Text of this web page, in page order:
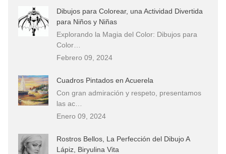
Dibujos para Colorear, una Actividad Divertida
para Niños y Niñas
Explorando la Magia del Color: Dibujos para
Color…
Febrero 09, 2024
Cuadros Pintados en Acuerela
Con gran admiración y respeto, presentamos
las ac…
Enero 09, 2024
Rostros Bellos, La Perfección del Dibujo A
Lápiz, Biryulina Vita